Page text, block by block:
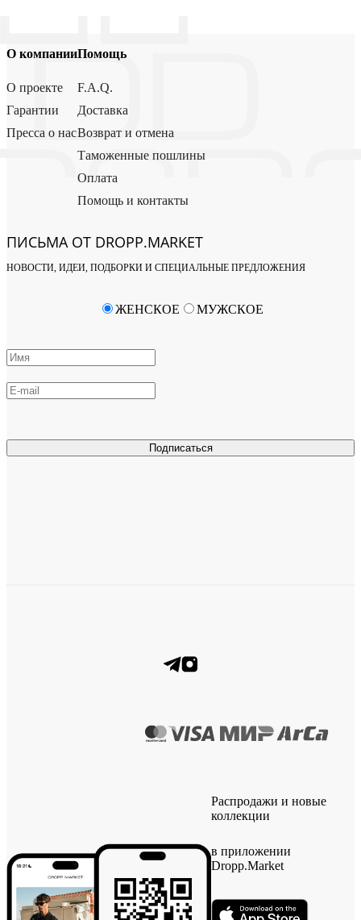
О компании
О проекте
Гарантии
Пресса о нас
Помощь
F.A.Q.
Доставка
Возврат и отмена
Таможенные пошлины
Оплата
Помощь и контакты
ПИСЬМА ОТ DROPP.MARKET
НОВОСТИ, ИДЕИ, ПОДБОРКИ И СПЕЦИАЛЬНЫЕ ПРЕДЛОЖЕНИЯ
Подписаться
ЖЕНСКОЕ МУЖСКОЕ
Распродажи и новые
коллекции
в приложении
Dropp.Market